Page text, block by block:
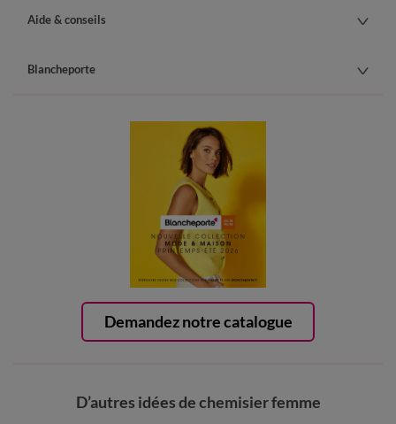
Demandez notre catalogue
Aide & conseils
Blancheporte
D’autres idées de chemisier femme